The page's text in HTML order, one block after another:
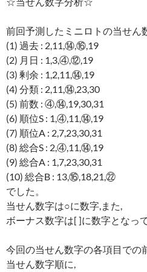
前回予測したミニロトの当せん
(1) 過去 : 2,11,⑭,⑯,19
(2) 月日 : 1,3,④,⑫,19
(3) 剰余 : 1,2,11,⑭,19
(4) 分類 : 2,11,⑭,23,30
(5) 前数 : ④,⑭,19,30,31
(6) 順位S : 1,④,11,⑭,19
(7) 順位A : 2,7,23,30,31
(8) 総合S : 2,④,11,⑭,19
(9) 総合A : 1,7,23,30,31
(10) 総合B : 13,⑯,18,21,㉒
でした。
当せん数字は○に数字,また,
ボーナス数字は[ ]に数字となっ
今回の当せん数字の各項目での
当せん数字順に,